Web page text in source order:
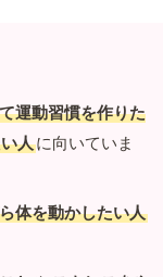
運動習慣を作りた
人に向いていま
体を動かしたい人